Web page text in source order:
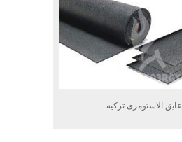
عایق الاستومری ترکیه